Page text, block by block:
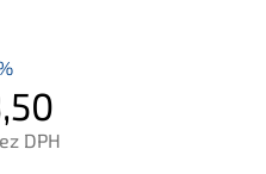
DPH